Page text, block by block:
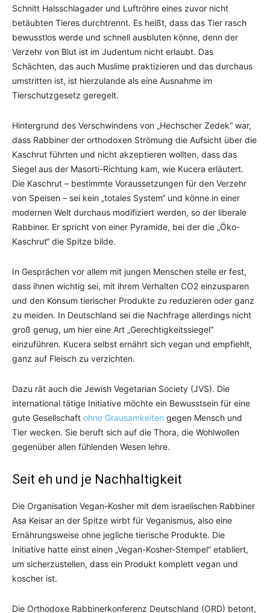
Schnitt Halsschlagader und Luftröhre eines zuvor nicht
betäubten Tieres durchtrennt. Es heißt, dass das Tier rasch
bewusstlos werde und schnell ausbluten könne, denn der
Verzehr von Blut ist im Judentum nicht erlaubt. Das
Schächten, das auch Muslime praktizieren und das durchaus
umstritten ist, ist hierzulande als eine Ausnahme im
Tierschutzgesetz geregelt.
Hintergrund des Verschwindens von „Hechscher Zedek“ war,
dass Rabbiner der orthodoxen Strömung die Aufsicht über die
Kaschrut führten und nicht akzeptieren wollten, dass das
Siegel aus der Masorti-Richtung kam, wie Kucera erläutert.
Die Kaschrut – bestimmte Voraussetzungen für den Verzehr
von Speisen – sei kein „totales System“ und könne in einer
modernen Welt durchaus modifiziert werden, so der liberale
Rabbiner. Er spricht von einer Pyramide, bei der die „Öko-
Kaschrut“ die Spitze bilde.
In Gesprächen vor allem mit jungen Menschen stelle er fest,
dass ihnen wichtig sei, mit ihrem Verhalten CO2 einzusparen
und den Konsum tierischer Produkte zu reduzieren oder ganz
zu meiden. In Deutschland sei die Nachfrage allerdings nicht
groß genug, um hier eine Art „Gerechtigkeitssiegel“
einzuführen. Kucera selbst ernährt sich vegan und empfiehlt,
ganz auf Fleisch zu verzichten.
Dazu rät auch die Jewish Vegetarian Society (JVS). Die
international tätige Initiative möchte ein Bewusstsein für eine
gute Gesellschaft ohne Grausamkeiten gegen Mensch und
Tier wecken. Sie beruft sich auf die Thora, die Wohlwollen
gegenüber allen fühlenden Wesen lehre.
Seit eh und je Nachhaltigkeit
Die Organisation Vegan-Kosher mit dem israelischen Rabbiner
Asa Keisar an der Spitze wirbt für Veganismus, also eine
Ernährungsweise ohne jegliche tierische Produkte. Die
Initiative hatte einst einen „Vegan-Kosher-Stempel“ etabliert,
um sicherzustellen, dass ein Produkt komplett vegan und
koscher ist.
Die Orthodoxe Rabbinerkonferenz Deutschland (ORD) betont,